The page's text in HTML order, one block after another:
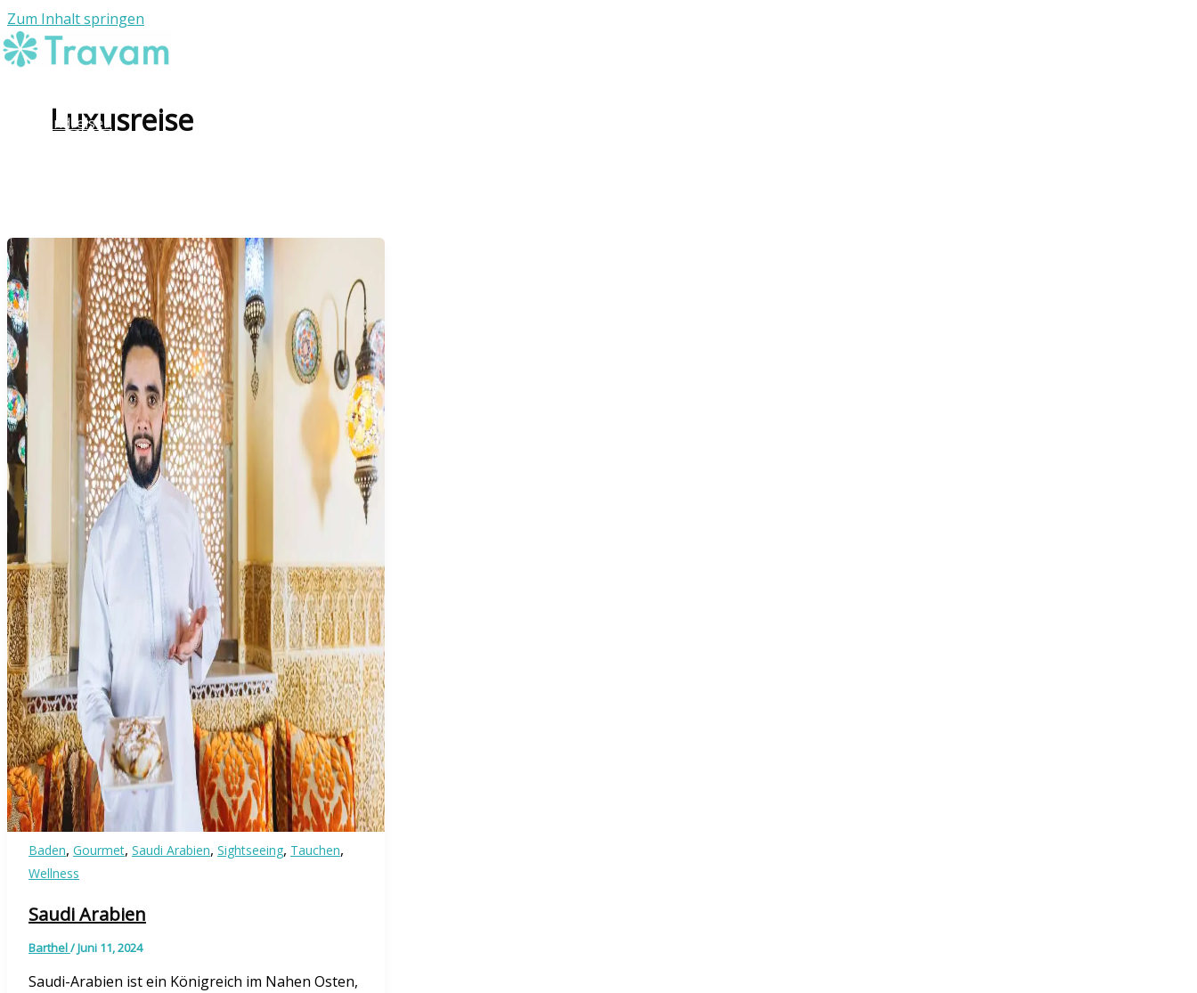
Zum Inhalt springen
Rundreisen
WhatsApp
Luxusreise
Baden, Gourmet, Saudi Arabien, Sightseeing, Tauchen,
Wellness
Saudi Arabien
Barthel/Juni 11, 2024
Saudi-Arabien ist ein Königreich im Nahen Osten,